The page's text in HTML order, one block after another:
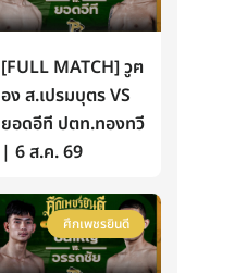
[FULL MATCH] วูฅ
อง ส.เปรมบุตร VS
ยอดอีที ปตท.ทองทวี
| 6 ส.ค. 69
ศึกเพชรยินดี